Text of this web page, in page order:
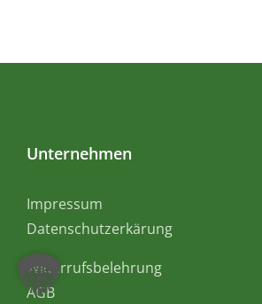
Unternehmen
Impressum
Datenschutzerkärung
Widerrufsbelehrung
AGB